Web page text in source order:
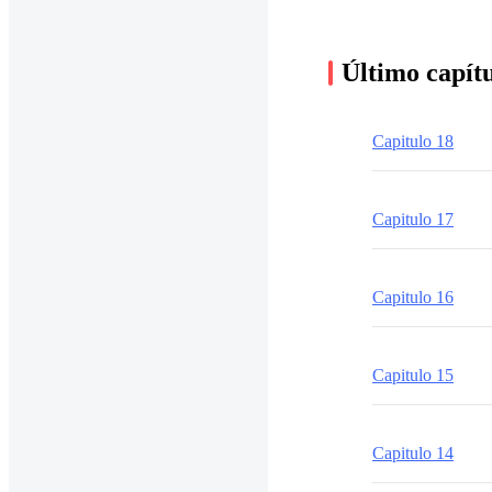
Último
Capitulo 18
Capitulo 17
Capitulo 16
Capitulo 15
Capitulo 14